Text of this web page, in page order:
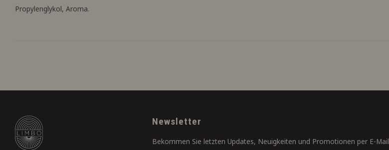
Propylenglykol, Aroma.
Newsletter
Bekommen Sie letzten Updates, Neuigkeiten und Promotionen per E-Mail